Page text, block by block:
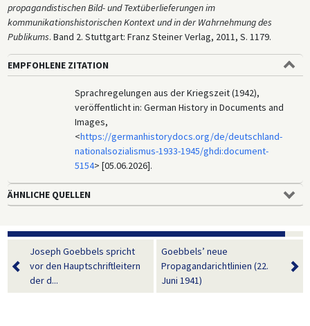
propagandistischen Bild- und Textüberlieferungen im
kommunikationshistorischen Kontext und in der Wahrnehmung des
Publikums. Band 2. Stuttgart: Franz Steiner Verlag, 2011, S. 1179.
EMPFOHLENE ZITATION
Sprachregelungen aus der Kriegszeit (1942),
veröffentlicht in: German History in Documents and
Images,
<https://germanhistorydocs.org/de/deutschland-
nationalsozialismus-1933-1945/ghdi:document-
5154> [05.06.2026].
ÄHNLICHE QUELLEN
Joseph Goebbels spricht
vor den Hauptschriftleitern
der d...
Goebbels’ neue
Propagandarichtlinien (22.
Juni 1941)